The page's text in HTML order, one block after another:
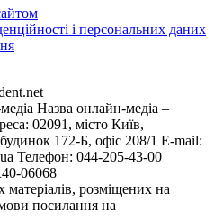
і персональних даних
Назва онлайн-медіа –
02091, місто Київ,
172-Б, офіс 208/1 E-mail:
Телефон: 044-205-43-00
06068
розміщених на
посилання на